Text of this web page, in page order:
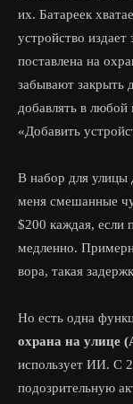
их. Батареек
устройство издает
поставлена на
забывают закрыть
добавлять в любой
«Добавить
В набор для улицы
меня смешанные
$200 каждая, если
медленно.
вора, такая
Но есть одна
охрана на улице
использует ИИ. С
подозрительную